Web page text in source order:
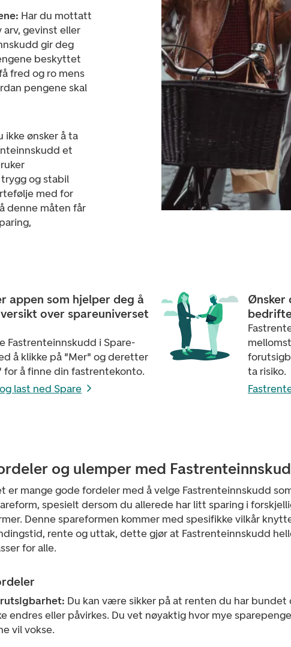
Har du mottatt
gevinst eller
gir deg
beskyttet
fred og ro mens
pengene skal
ikke ønsker å ta
et
og stabil
med for
denne måten får
appen som hjelper deg å
over spareuniverset
Fastrenteinnskudd i Spare-
å klikke på "Mer" og deretter
for å finne din fastrentekonto.
last ned Spare
Ønsker
ta risiko.
og ulemper med
er mange gode fordeler med å velge Fastrenteinnskudd
spesielt dersom du allerede har litt sparing i
Denne spareformen kommer med spesifikke vilkår
rente og uttak, dette gjør at Fastrenteinnskudd
for alle.
Du kan være sikker på at renten du har bundet
endres eller påvirkes. Du vet nøyaktig hvor mye
vil vokse.